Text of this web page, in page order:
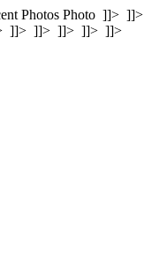
Photos Photo ]]> ]]>
]]> ]]> ]]> ]]> ]]>